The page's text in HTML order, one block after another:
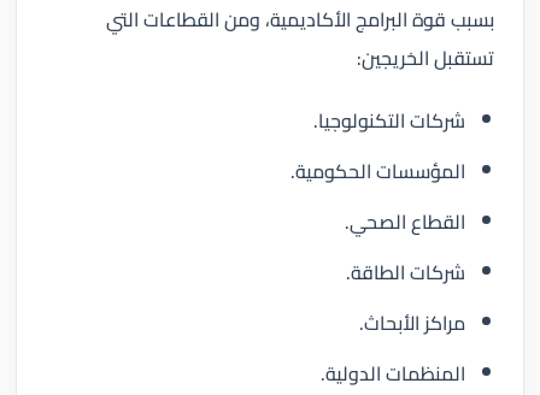
بسبب قوة البرامج الأكاديمية، ومن القطاعات التي
تستقبل الخريجين:
شركات التكنولوجيا.
المؤسسات الحكومية.
القطاع الصحي.
شركات الطاقة.
مراكز الأبحاث.
المنظمات الدولية.